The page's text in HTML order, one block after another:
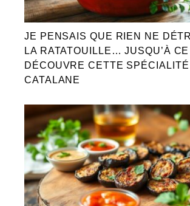
JE PENSAIS QUE RIEN NE
LA RATATOUILLE… JUSQU’À
DÉCOUVRE CETTE SPÉCIALITÉ
CATALANE